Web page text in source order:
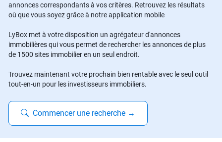
annonces correspondants à vos critères. Retrouvez les résultats
où que vous soyez grâce à notre application mobile
LyBox met à votre disposition un agrégateur d'annonces
immobilières qui vous permet de rechercher les annonces de plus
de 1500 sites immobilier en un seul endroit.
Trouvez maintenant votre prochain bien rentable avec le seul outil
tout-en-un pour les investisseurs immobiliers.
Commencer une recherche →